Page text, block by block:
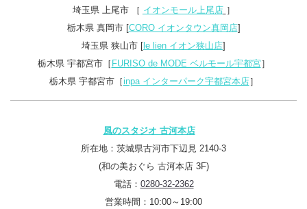
埼玉県 上尾市 ［ イオンモール上尾店 ］
栃木県 真岡市 [CORO イオンタウン真岡店]
埼玉県 狭山市 [le lien イオン狭山店]
栃木県 宇都宮市［ FURISO de MODE ベルモール宇都宮］
栃木県 宇都宮市［inpa インターパーク宇都宮本店］
風のスタジオ 古河本店
所在地：茨城県古河市下辺見 2140-3
(和の美おぐら 古河本店 3F)
電話： 0280-32-2362
営業時間：10:00～19:00